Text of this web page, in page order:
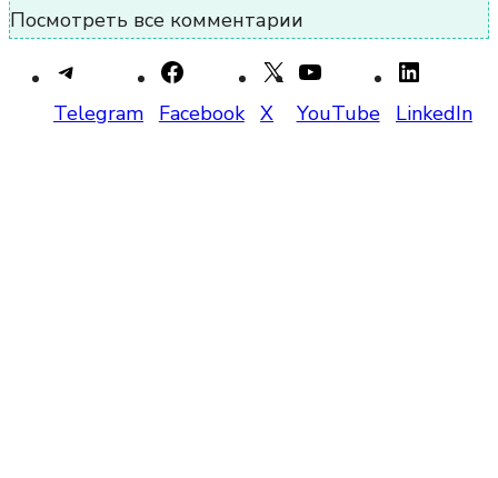
Посмотреть все комментарии
Telegram Facebook X YouTube LinkedIn